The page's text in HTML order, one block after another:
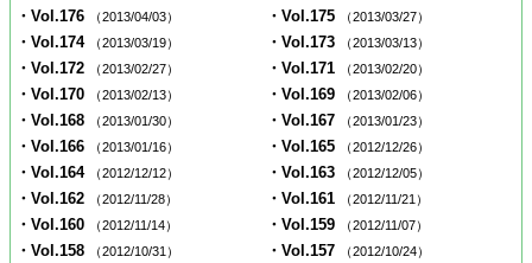
・Vol.176 （2013/04/03） ・Vol.175 （2013/03/27）
・Vol.174 （2013/03/19） ・Vol.173 （2013/03/13）
・Vol.172 （2013/02/27） ・Vol.171 （2013/02/20）
・Vol.170 （2013/02/13） ・Vol.169 （2013/02/06）
・Vol.168 （2013/01/30） ・Vol.167 （2013/01/23）
・Vol.166 （2013/01/16） ・Vol.165 （2012/12/26）
・Vol.164 （2012/12/12） ・Vol.163 （2012/12/05）
・Vol.162 （2012/11/28） ・Vol.161 （2012/11/21）
・Vol.160 （2012/11/14） ・Vol.159 （2012/11/07）
・Vol.158 （2012/10/31） ・Vol.157 （2012/10/24）